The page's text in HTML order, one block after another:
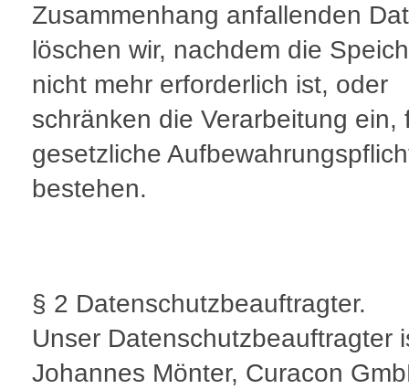
Zusammenhang anfallenden
löschen wir, nachdem die
nicht mehr erforderlich ist, oder
schränken die Verarbeitung ein,
gesetzliche
bestehen.
§ 2 Datenschutzbeauftragter.
Unser Datenschutzbeauftragter
Johannes Mönter, Curacon